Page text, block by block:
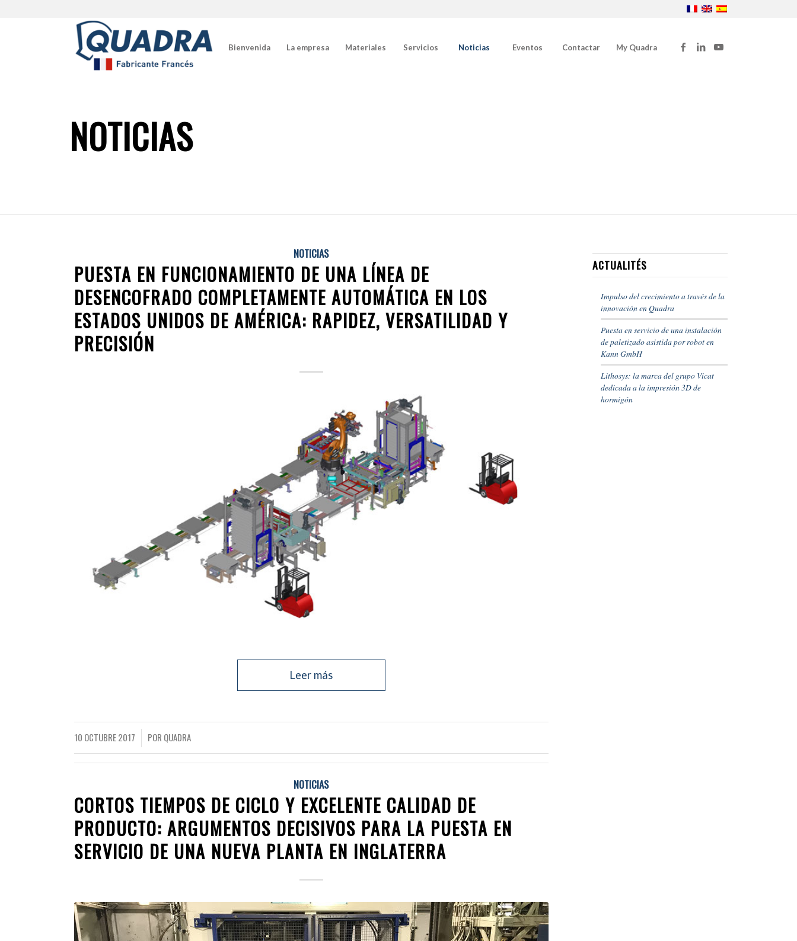
Bienvenida La empresa Materiales Servicios Noticias Eventos Contactar My Quadra
NOTICIAS
NOTICIAS
PUESTA EN FUNCIONAMIENTO DE UNA LÍNEA DE
DESENCOFRADO COMPLETAMENTE AUTOMÁTICA EN LOS
ESTADOS UNIDOS DE AMÉRICA: RAPIDEZ, VERSATILIDAD Y
PRECISIÓN
Leer más
10 OCTUBRE 2017 POR QUADRA
NOTICIAS
CORTOS TIEMPOS DE CICLO Y EXCELENTE CALIDAD DE
PRODUCTO: ARGUMENTOS DECISIVOS PARA LA PUESTA EN
SERVICIO DE UNA NUEVA PLANTA EN INGLATERRA
ACTUALITÉS
Impulso del crecimiento a través de la
innovación en Quadra
Puesta en servicio de una instalación
de paletizado asistida por robot en
Kann GmbH
Lithosys: la marca del grupo Vicat
dedicada a la impresión 3D de
hormigón